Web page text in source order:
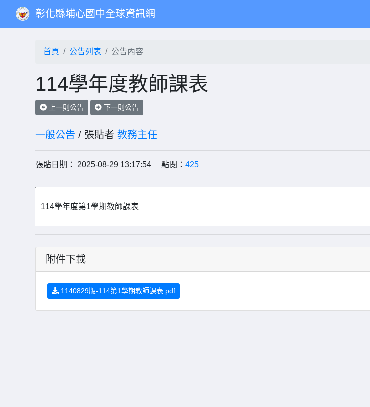
彰化縣埔心國中全球資訊網
首頁 公告列表 公告內容
114學年度教師課表
上一則公告 下一則公告
一般公告 / 張貼者 教務主任
張貼日期： 2025-08-29 13:17:54 點閱： 425
114學年度第1學期教師課表
附件下載
1140829版-114第1學期教師課表.pdf